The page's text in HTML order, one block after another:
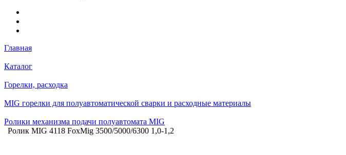
Главная
Каталог
Горелки, расходка
MIG горелки для полуавтоматической сварки и расходные материалы
Ролики механизма подачи полуавтомата MIG
Ролик MIG 4118 FoxMig 3500/5000/6300 1,0-1,2